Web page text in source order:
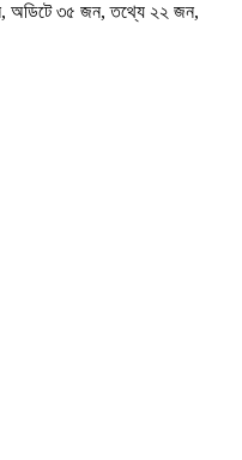
জন, অডিটে ৩৫ জন, তথ্যে ২২ জন,